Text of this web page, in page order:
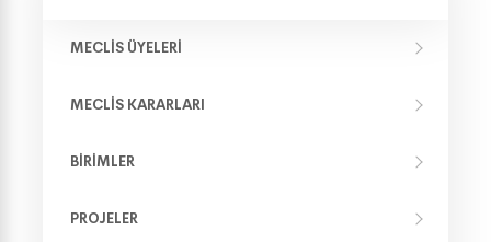
MECLIS ÜYELERI
MECLIS KARARLARI
BIRIMLER
PROJELER